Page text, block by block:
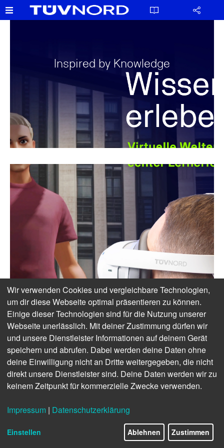
Inspired by Knowledge
Wir verwenden Cookies und vergleichbare Technologien,
um dir diese Webseite optimal präsentieren zu können.
Einige dieser Technologien sind für die Nutzung unserer
Webseite unerlässlich. Mit deiner Zustimmung dürfen wir
und unsere Dienstleister Informationen auf deinem Gerät
speichern und abrufen. Dabei werden deine Daten ohne
deine Einwilligung nicht an Dritte weitergegeben, die nicht
direkt unsere Dienstleister sind. Deine Daten werden wir zu
keinem Zeitpunkt für kommerzielle Zwecke verwenden.
Impressum | Datenschutzerklärung
Einstellen Ablehnen Zustimmen